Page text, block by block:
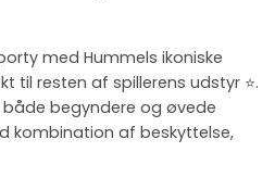
med Hummels ikoniske
til resten af spillerens udstyr ⭐.
både begyndere og øvede
kombination af beskyttelse,